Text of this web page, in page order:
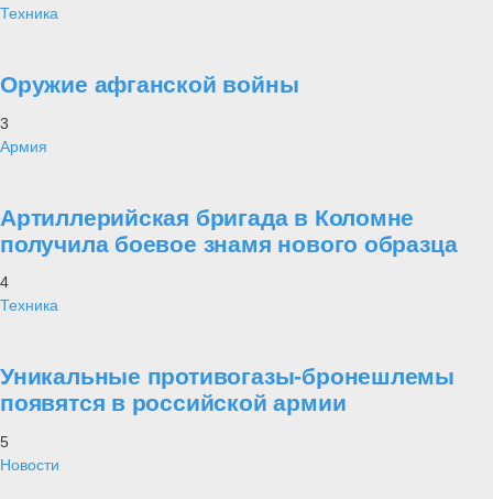
Техника
Оружие афганской войны
3
Армия
Артиллерийская бригада в Коломне
получила боевое знамя нового образца
4
Техника
Уникальные противогазы-бронешлемы
появятся в российской армии
5
Новости